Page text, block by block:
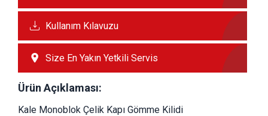
Kullanım Kılavuzu
Size En Yakın Yetkili Servis
Ürün Açıklaması:
Kale Monoblok Çelik Kapı Gömme Kilidi